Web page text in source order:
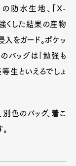
の防水生地、「X-
くした結果の産物
入をガード。ポケッ
バッグは「勉強も
等生といえるでしょ
色のバッグ、着こ